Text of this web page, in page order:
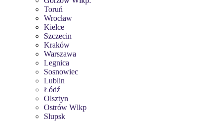
Toruń
Wrocław
Kielce
Szczecin
Kraków
Warszawa
Legnica
Sosnowiec
Lublin
Łódź
Olsztyn
Ostrów Wlkp
Slupsk